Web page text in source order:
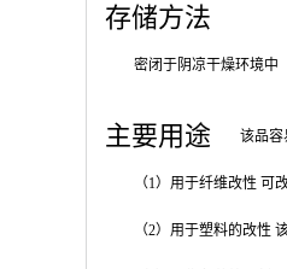
存储方法
密闭于阴凉干燥环境中
主要用途 该品容
（1）用于纤维改性
（2）用于塑料的改性